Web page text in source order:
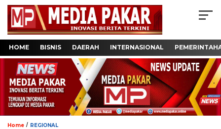
HOME BISNIS DAERAH INTERNASIONAL
Home / REGIONAL